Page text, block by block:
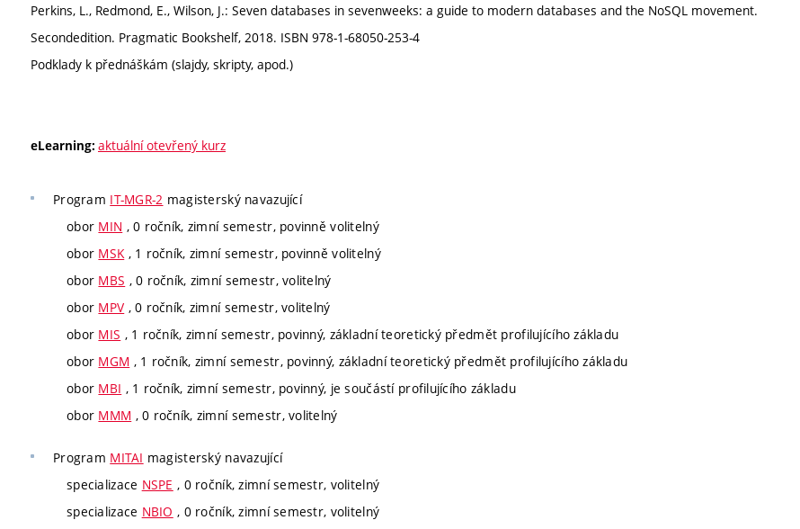
Perkins, L., Redmond, E., Wilson, J.: Seven databases in sevenweeks: a guide to modern databases and the NoSQL movement.
Secondedition. Pragmatic Bookshelf, 2018. ISBN 978-1-68050-253-4
Podklady k přednáškám (slajdy, skripty, apod.)
eLearning: aktuální otevřený kurz
Program IT-MGR-2 magisterský navazující
obor MIN , 0 ročník, zimní semestr, povinně volitelný
obor MSK , 1 ročník, zimní semestr, povinně volitelný
obor MBS , 0 ročník, zimní semestr, volitelný
obor MPV , 0 ročník, zimní semestr, volitelný
obor MIS , 1 ročník, zimní semestr, povinný, základní teoretický předmět profilujícího základu
obor MGM , 1 ročník, zimní semestr, povinný, základní teoretický předmět profilujícího základu
obor MBI , 1 ročník, zimní semestr, povinný, je součástí profilujícího základu
obor MMM , 0 ročník, zimní semestr, volitelný
Program MITAI magisterský navazující
specializace NSPE , 0 ročník, zimní semestr, volitelný
specializace NBIO , 0 ročník, zimní semestr, volitelný